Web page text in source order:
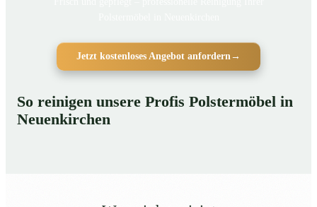
Jetzt kostenloses Angebot anfordern→
So reinigen unsere Profis Polstermöbel in
Neuenkirchen